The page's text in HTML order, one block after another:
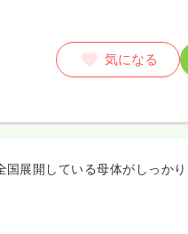
気になる
展開している母体がしっか